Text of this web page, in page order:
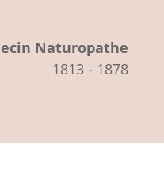
Naturopathe
1813 - 1878